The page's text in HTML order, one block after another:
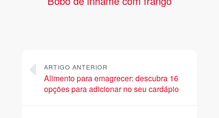
ARTIGO ANTERIOR
Alimento para emagrecer: descubra 16
opções para adicionar no seu cardápio